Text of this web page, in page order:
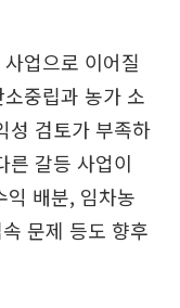
업으로 이어질
중립과 농가 소
성 검토가 부족하
른 갈등 사업이
익 배분, 임차농
문제 등도 향후